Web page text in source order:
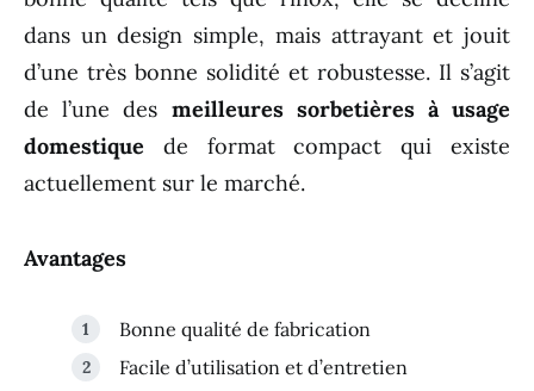
dans un design simple, mais attrayant et jouit
d’une très bonne solidité et robustesse. Il s’agit
de l’une des meilleures sorbetières à usage
domestique de format compact qui existe
actuellement sur le marché.
Avantages
Bonne qualité de fabrication
Facile d’utilisation et d’entretien